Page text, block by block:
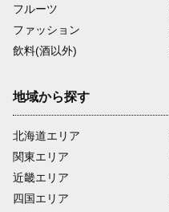
フルーツ
ファッション
飲料(酒以外)
地域から探す
北海道エリア
関東エリア
近畿エリア
四国エリア